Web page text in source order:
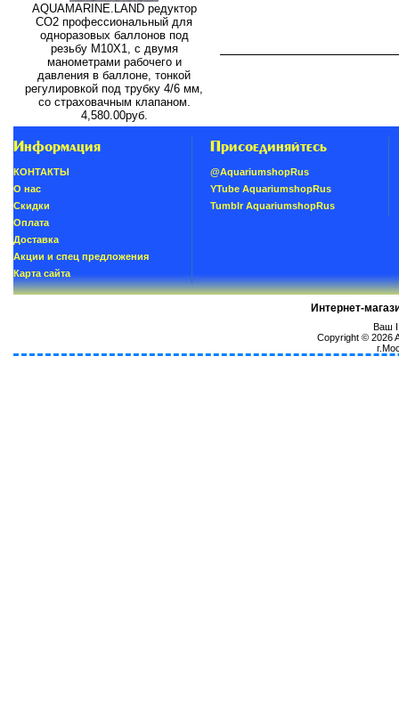
AQUAMARINE.LAND редуктор
СО2 профессиональный для
одноразовых баллонов под
резьбу M10X1, с двумя
манометрами рабочего и
давления в баллоне, тонкой
регулировкой под трубку 4/6 мм,
со страховачным клапаном.
4,580.00руб.
Информация
КОНТАКТЫ
О нас
Скидки
Oплатa
Доставка
Акции и спец предложения
Карта сайта
Присоединяйтесь
@AquariumshopRus
YTube AquariumshopRus
Tumblr AquariumshopRus
Интернет-
Ваш
Copyright © 2026